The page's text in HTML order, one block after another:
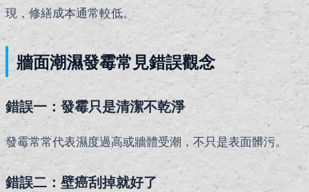
現，修繕成本通常較低。
牆面潮濕發霉常見錯誤觀念
錯誤一：發霉只是清潔不乾淨
發霉常常代表濕度過高或牆體受潮，不只是表面髒污。
錯誤二：壁癌刮掉就好了